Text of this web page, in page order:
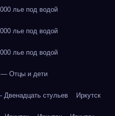
лье под водой
лье под водой
лье под водой
— Отцы и дети
стульев Иркутск